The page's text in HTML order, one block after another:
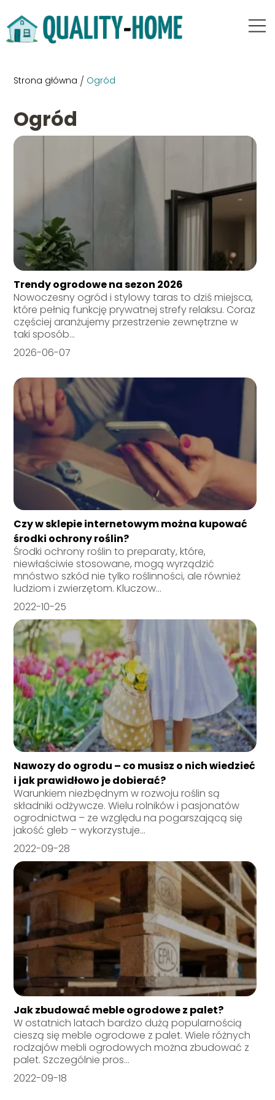
Strona główna / Ogród
Ogród
Trendy ogrodowe na sezon 2026
Nowoczesny ogród i stylowy taras to dziś miejsca,
które pełnią funkcję prywatnej strefy relaksu. Coraz
częściej aranżujemy przestrzenie zewnętrzne w
taki sposób...
2026-06-07
Czy w sklepie internetowym można kupować
środki ochrony roślin?
Środki ochrony roślin to preparaty, które,
niewłaściwie stosowane, mogą wyrządzić
mnóstwo szkód nie tylko roślinności, ale również
ludziom i zwierzętom. Kluczow...
2022-10-25
Nawozy do ogrodu – co musisz o nich wiedzieć
i jak prawidłowo je dobierać?
Warunkiem niezbędnym w rozwoju roślin są
składniki odżywcze. Wielu rolników i pasjonatów
ogrodnictwa – ze względu na pogarszającą się
jakość gleb – wykorzystuje...
2022-09-28
Jak zbudować meble ogrodowe z palet?
W ostatnich latach bardzo dużą popularnością
cieszą się meble ogrodowe z palet. Wiele różnych
rodzajów mebli ogrodowych można zbudować z
palet. Szczególnie pros...
2022-09-18